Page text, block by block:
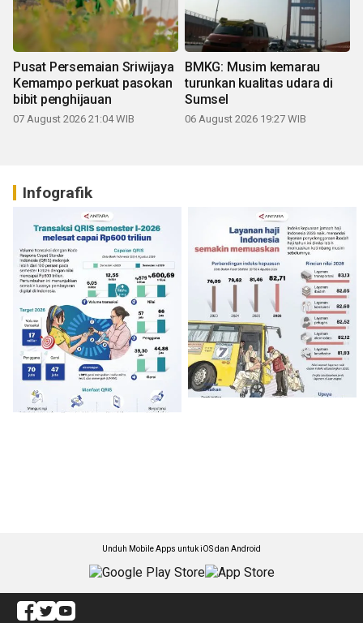
Pusat Persemaian Sriwijaya
Kemampo perkuat pasokan
bibit penghijauan
07 August 2026 21:04 WIB
BMKG: Musim kemarau
turunkan kualitas udara di
Sumsel
06 August 2026 19:27 WIB
Infografik
Unduh Mobile Apps untuk iOS dan Android